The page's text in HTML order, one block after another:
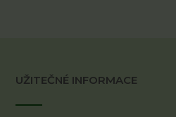
UŽITEČNÉ INFORMACE